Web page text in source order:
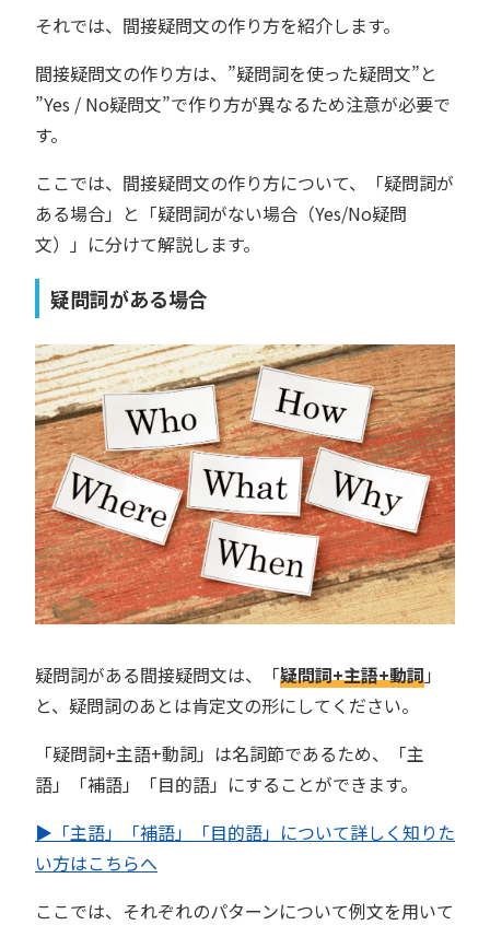
それでは、間接疑問文の作り方を紹介します。
間接疑問文の作り方は、”疑問詞を使った疑問文”と
”Yes / No疑問文”で作り方が異なるため注意が必要で
す。
ここでは、間接疑問文の作り方について、「疑問詞が
ある場合」と「疑問詞がない場合（Yes/No疑問
文）」に分けて解説します。
疑問詞がある場合
疑問詞がある間接疑問文は、「疑問詞+主語+動詞」
と、疑問詞のあとは肯定文の形にしてください。
「疑問詞+主語+動詞」は名詞節であるため、「主
語」「補語」「目的語」にすることができます。
▶︎「主語」「補語」「目的語」について詳しく知りた
い方はこちらへ
ここでは、それぞれのパターンについて例文を用いて